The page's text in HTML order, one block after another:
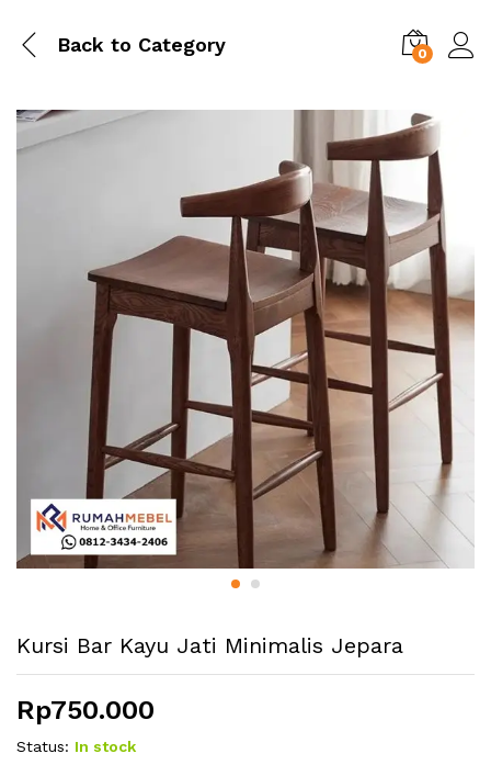
Back to Category 0
Kursi Bar Kayu Jati Minimalis Jepara
Rp750.000
Status: In stock